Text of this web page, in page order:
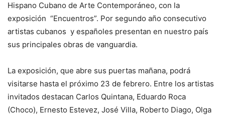
Hispano Cubano de Arte Contemporáneo, con la
exposición “Encuentros”. Por segundo año consecutivo
artistas cubanos y españoles presentan en nuestro país
sus principales obras de vanguardia.
La exposición, que abre sus puertas mañana, podrá
visitarse hasta el próximo 23 de febrero. Entre los artistas
invitados destacan Carlos Quintana, Eduardo Roca
(Choco), Ernesto Estevez, José Villa, Roberto Diago, Olga